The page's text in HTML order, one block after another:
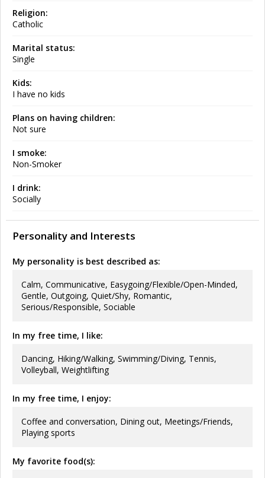
Religion:
Catholic
Marital status:
Single
Kids:
I have no kids
Plans on having children:
Not sure
I smoke:
Non-Smoker
I drink:
Socially
Personality and Interests
My personality is best described as:
Calm, Communicative, Easygoing/Flexible/Open-Minded,
Gentle, Outgoing, Quiet/Shy, Romantic,
Serious/Responsible, Sociable
In my free time, I like:
Dancing, Hiking/Walking, Swimming/Diving, Tennis,
Volleyball, Weightlifting
In my free time, I enjoy:
Coffee and conversation, Dining out, Meetings/Friends,
Playing sports
My favorite food(s):